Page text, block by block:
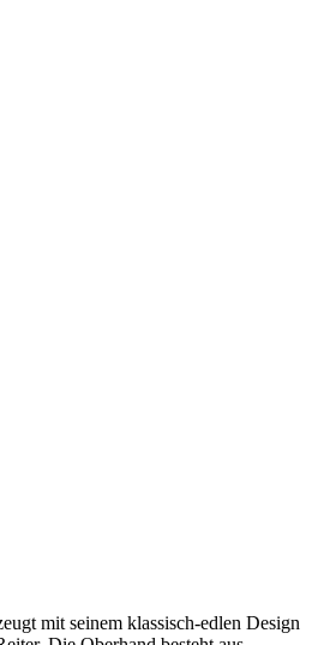
mit seinem klassisch-edlen Design